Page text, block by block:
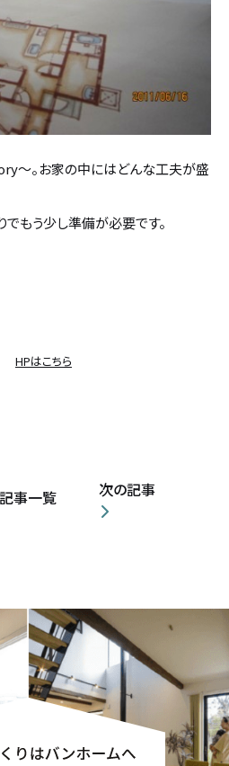
～。お家の中にはどんな工夫が盛
もう少し準備が必要です。
HPはこちら
記事一覧 次の記事